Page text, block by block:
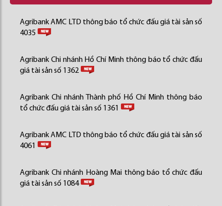
Agribank AMC LTD thông báo tổ chức đấu giá tài sản số
4035
Agribank Chi nhánh Hồ Chí Minh thông báo tổ chức đấu
giá tài sản số 1362
Agribank Chi nhánh Thành phố Hồ Chí Minh thông báo
tổ chức đấu giá tài sản số 1361
Agribank AMC LTD thông báo tổ chức đấu giá tài sản số
4061
Agribank Chi nhánh Hoàng Mai thông báo tổ chức đấu
giá tài sản số 1084